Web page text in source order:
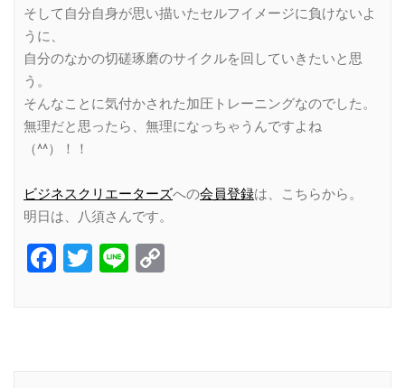
そして自分自身が思い描いたセルフイメージに負けないよ
うに、
自分のなかの切磋琢磨のサイクルを回していきたいと思
う。
そんなことに気付かされた加圧トレーニングなのでした。
無理だと思ったら、無理になっちゃうんですよね
（^^）！！
ビジネスクリエーターズへの会員登録は、こちらから。
明日は、八須さんです。
Facebook
Twitter
Line